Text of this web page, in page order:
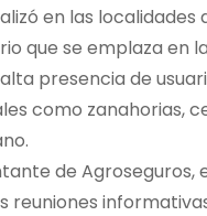
en las
que se emplaza en
presencia de
como zanahorias,
de Agroseguros,
reuniones